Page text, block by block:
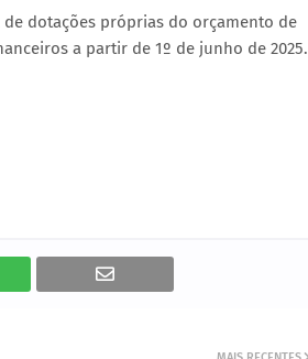
de dotações próprias do orçamento de
a partir de 1º de junho de 2025.